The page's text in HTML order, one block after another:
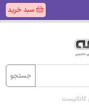
سبد خرید
جستجو